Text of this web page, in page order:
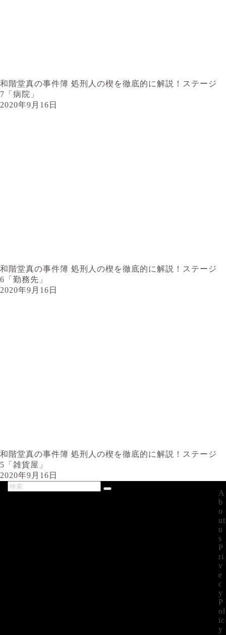
和階堂真の事件簿 処刑人の楔を徹底的に解説！ステージ
7「病院」
2020年9月16日
和階堂真の事件簿 処刑人の楔を徹底的に解説！ステージ
6「勤務先」
2020年9月16日
和階堂真の事件簿 処刑人の楔を徹底的に解説！ステージ
5「雑貨屋」
2020年9月16日
A
b
o
ut
u
s
P
ri
v
e
c
y
P
ol
ic
y